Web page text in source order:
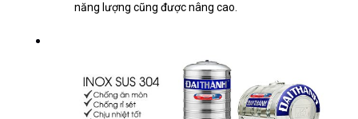
năng lượng cũng được nâng cao.